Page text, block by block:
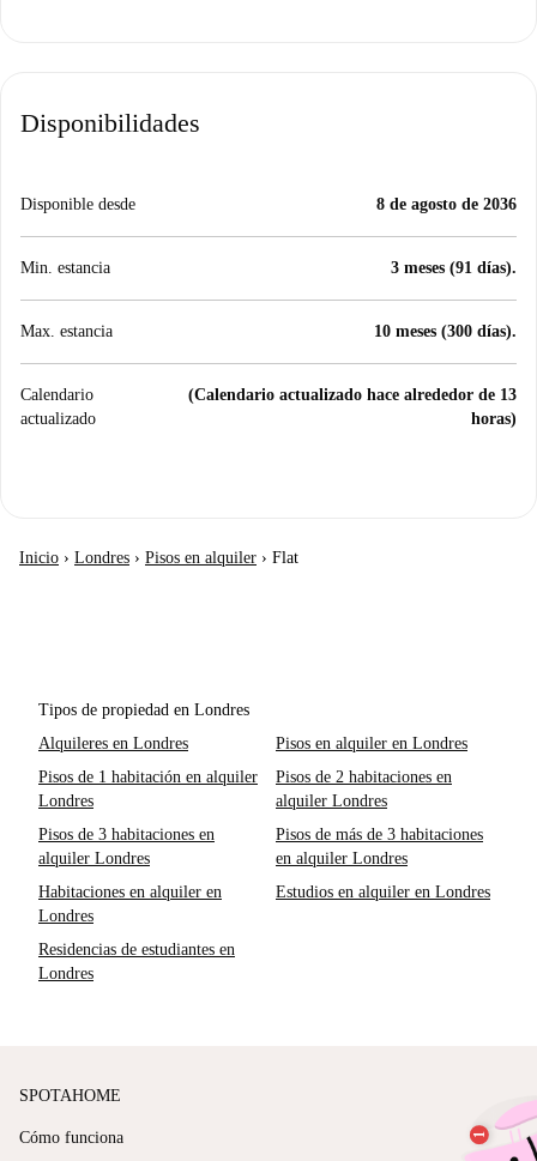
Disponibilidades
Disponible desde 8 de agosto de 2036
Min. estancia 3 meses (91 días).
Max. estancia 10 meses (300 días).
Calendario
actualizado
(Calendario actualizado hace alrededor de 13
horas)
Inicio › Londres › Pisos en alquiler › Flat
Tipos de propiedad en Londres
Alquileres en Londres
Pisos en alquiler en Londres
Pisos de 1 habitación en alquiler
Londres
Pisos de 2 habitaciones en
alquiler Londres
Pisos de 3 habitaciones en
alquiler Londres
Pisos de más de 3 habitaciones
en alquiler Londres
Habitaciones en alquiler en
Londres
Estudios en alquiler en Londres
Residencias de estudiantes en
Londres
SPOTAHOME
Cómo funciona